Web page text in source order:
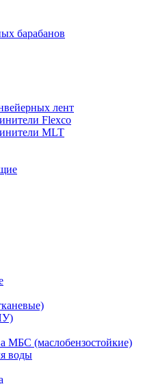
барабанов
лент
Flexco
MLT
МБС (маслобензостойкие)
воды